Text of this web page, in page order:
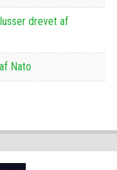
drevet af
Nato